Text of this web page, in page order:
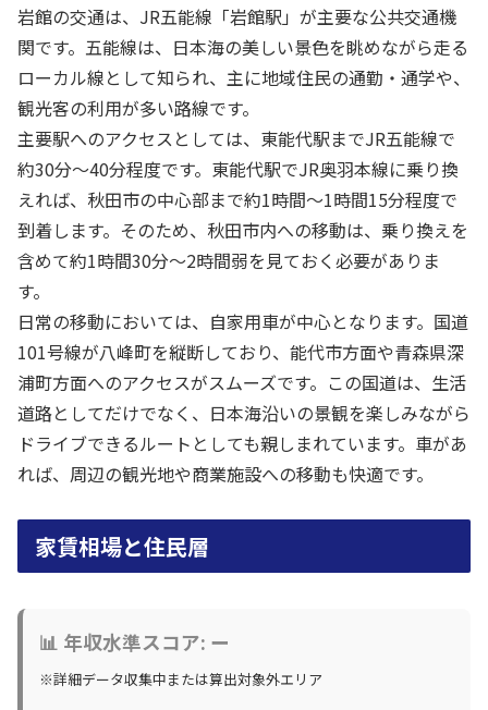
岩館の交通は、JR五能線「岩館駅」が主要な公共交通機
関です。五能線は、日本海の美しい景色を眺めながら走る
ローカル線として知られ、主に地域住民の通勤・通学や、
観光客の利用が多い路線です。
主要駅へのアクセスとしては、東能代駅までJR五能線で
約30分〜40分程度です。東能代駅でJR奥羽本線に乗り換
えれば、秋田市の中心部まで約1時間〜1時間15分程度で
到着します。そのため、秋田市内への移動は、乗り換えを
含めて約1時間30分〜2時間弱を見ておく必要がありま
す。
日常の移動においては、自家用車が中心となります。国道
101号線が八峰町を縦断しており、能代市方面や青森県深
浦町方面へのアクセスがスムーズです。この国道は、生活
道路としてだけでなく、日本海沿いの景観を楽しみながら
ドライブできるルートとしても親しまれています。車があ
れば、周辺の観光地や商業施設への移動も快適です。
家賃相場と住民層
📊 年収水準スコア: ー
※詳細データ収集中または算出対象外エリア